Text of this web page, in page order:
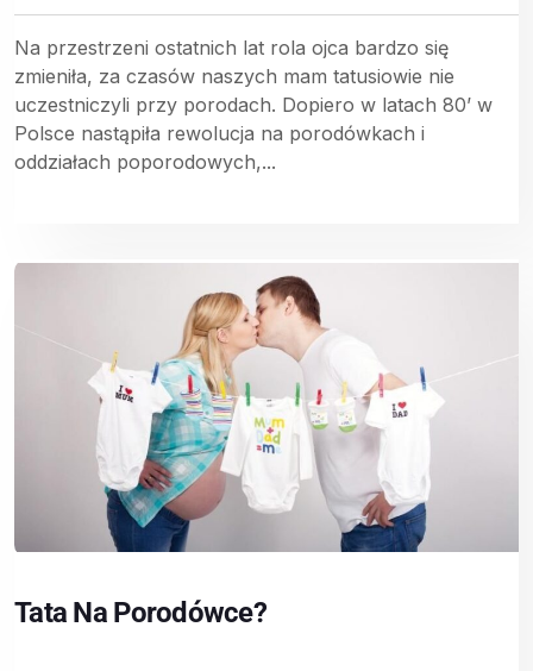
Na przestrzeni ostatnich lat rola ojca bardzo się
zmieniła, za czasów naszych mam tatusiowie nie
uczestniczyli przy porodach. Dopiero w latach 80’ w
Polsce nastąpiła rewolucja na porodówkach i
oddziałach poporodowych,...
Tata Na Porodówce?